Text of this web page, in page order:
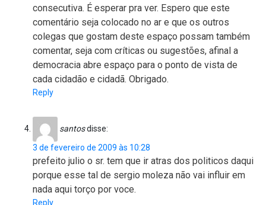
consecutiva. É esperar pra ver. Espero que este
comentário seja colocado no ar e que os outros
colegas que gostam deste espaço possam também
comentar, seja com críticas ou sugestões, afinal a
democracia abre espaço para o ponto de vista de
cada cidadão e cidadã. Obrigado.
Reply
santosdisse:
3 de fevereiro de 2009 às 10:28
prefeito julio o sr. tem que ir atras dos politicos daqui
porque esse tal de sergio moleza não vai influir em
nada aqui torço por voce.
Reply